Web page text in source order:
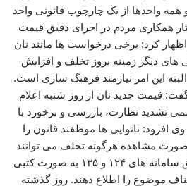
همه واحدها از یک چارچوب قانونی واحد
همکاری مردم در اجرای دقیق قیمت
کرد: برخی درخواست‌ ها مانند نان
های دیگر زمینه بروز تخلف و افزایش
این امر نیازمند فرهنگ‌ سازی است.
قیمت جدید نان از روز شنبه اعلام
تشدید نظارت، بازرسی و برخورد با
افزود: نانوایی‌ ها موظفند قانون را
صورت مشاهده هرگونه تخلف می‌ توانند
گزارش های خود را از طریق سامانه‌ های ۱۲۴ و ۱۳۵ به صورت کتبی
موضوع را اطلاع دهند. روز گذشته